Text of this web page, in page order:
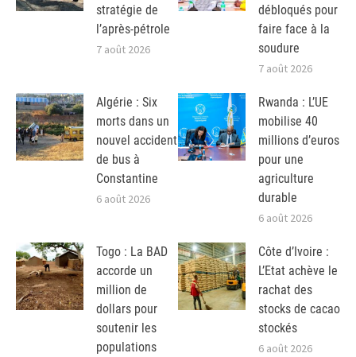
stratégie de
l’après-pétrole
7 août 2026
débloqués pour
faire face à la
soudure
7 août 2026
Algérie : Six
morts dans un
nouvel accident
de bus à
Constantine
6 août 2026
Rwanda : L’UE
mobilise 40
millions d’euros
pour une
agriculture
durable
6 août 2026
Togo : La BAD
accorde un
million de
dollars pour
soutenir les
populations
Côte d’Ivoire :
L’Etat achève le
rachat des
stocks de cacao
stockés
6 août 2026